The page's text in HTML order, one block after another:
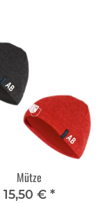
Mütze
15,50 € *